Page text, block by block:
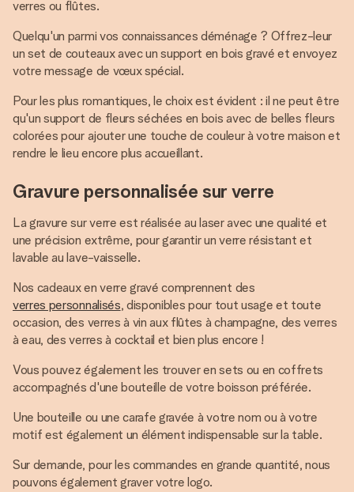
verres ou flûtes.
Quelqu'un parmi vos connaissances déménage ? Offrez-leur
un set de couteaux avec un support en bois gravé et envoyez
votre message de vœux spécial.
Pour les plus romantiques, le choix est évident : il ne peut être
qu'un support de fleurs séchées en bois avec de belles fleurs
colorées pour ajouter une touche de couleur à votre maison et
rendre le lieu encore plus accueillant.
Gravure personnalisée sur verre
La gravure sur verre est réalisée au laser avec une qualité et
une précision extrême, pour garantir un verre résistant et
lavable au lave-vaisselle.
Nos cadeaux en verre gravé comprennent des
verres personnalisés, disponibles pour tout usage et toute
occasion, des verres à vin aux flûtes à champagne, des verres
à eau, des verres à cocktail et bien plus encore !
Vous pouvez également les trouver en sets ou en coffrets
accompagnés d'une bouteille de votre boisson préférée.
Une bouteille ou une carafe gravée à votre nom ou à votre
motif est également un élément indispensable sur la table.
Sur demande, pour les commandes en grande quantité, nous
pouvons également graver votre logo.